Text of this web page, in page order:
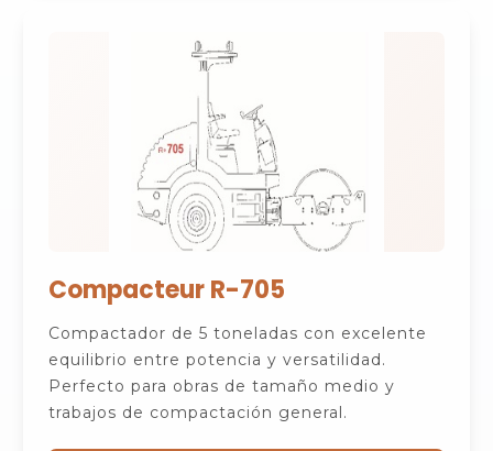
Compacteur R-705
Compactador de 5 toneladas con excelente
equilibrio entre potencia y versatilidad.
Perfecto para obras de tamaño medio y
trabajos de compactación general.